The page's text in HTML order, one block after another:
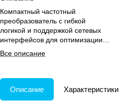
Компактный частотный
преобразователь с гибкой
логикой и поддержкой сетевых
интерфейсов для оптимизации
управления насосами,
вентиляторами и конвейерами.
Все описание
Описание Характеристики